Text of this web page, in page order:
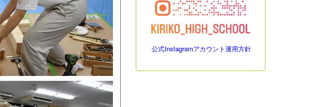
公式Instagramアカウント運用方針